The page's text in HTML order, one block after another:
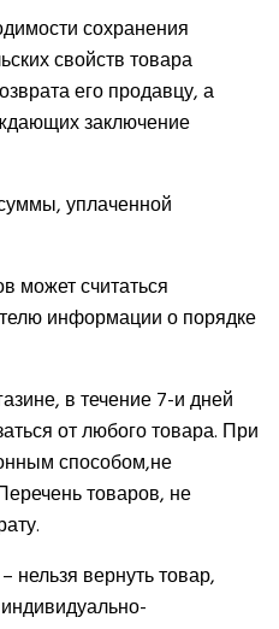
сохранения
свойств товара
его продавцу, а
заключение
уплаченной
может считаться
информации о порядке
в течение 7-и дней
от любого товара. При
способом,не
товаров, не
нельзя вернуть товар,